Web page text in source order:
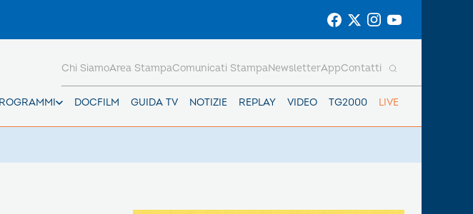
DOCFILM GUIDA TV NOTIZIE REPLAY VIDEO TG2000 LIVE
Chi SiamoArea StampaComunicati StampaNewsletterAppContatti